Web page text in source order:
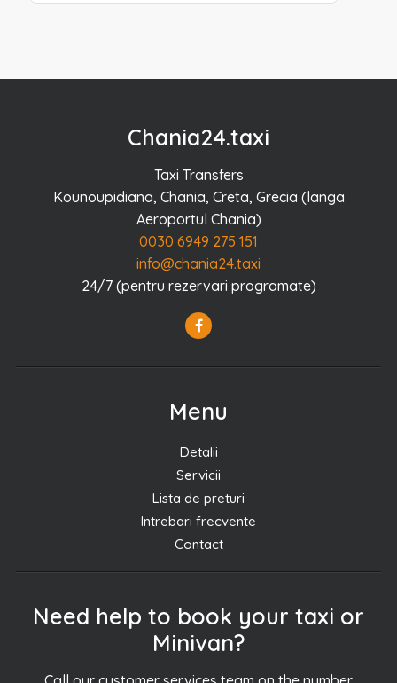
Chania24.taxi
Taxi Transfers
Kounoupidiana, Chania, Creta, Grecia (langa
Aeroportul Chania)
0030 6949 275 151
info@chania24.taxi
24/7 (pentru rezervari programate)
Menu
Detalii
Servicii
Lista de preturi
Intrebari frecvente
Contact
Need help to book your taxi or
Minivan?